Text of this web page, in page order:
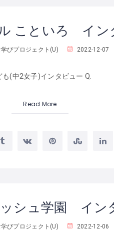
こといろ イン
びプロジェクト(U) 2022-12-07
も(中2女子)インタビュー Q.
Read More
シュ学園 イン
びプロジェクト(U) 2022-12-06